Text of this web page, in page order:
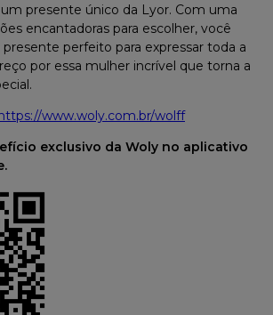
presente único da Lyor. Com uma
encantadoras para escolher, você
perfeito para expressar toda a
por essa mulher incrível que torna a
www.woly.com.br/wolff
exclusivo da Woly no aplicativo